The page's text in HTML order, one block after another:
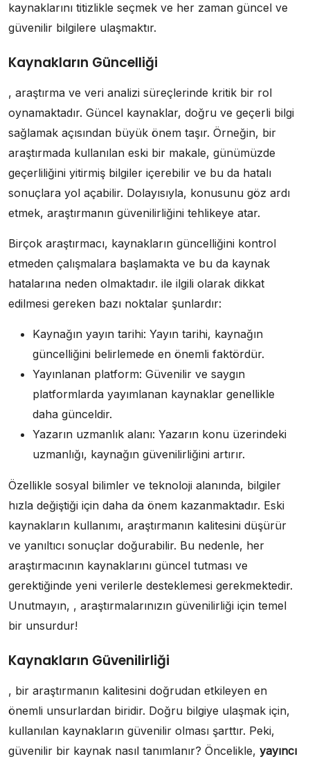
kaynaklarını titizlikle seçmek ve her zaman güncel ve
güvenilir bilgilere ulaşmaktır.
Kaynakların Güncelliği
, araştırma ve veri analizi süreçlerinde kritik bir rol
oynamaktadır. Güncel kaynaklar, doğru ve geçerli bilgi
sağlamak açısından büyük önem taşır. Örneğin, bir
araştırmada kullanılan eski bir makale, günümüzde
geçerliliğini yitirmiş bilgiler içerebilir ve bu da hatalı
sonuçlara yol açabilir. Dolayısıyla, konusunu göz ardı
etmek, araştırmanın güvenilirliğini tehlikeye atar.
Birçok araştırmacı, kaynakların güncelliğini kontrol
etmeden çalışmalara başlamakta ve bu da kaynak
hatalarına neden olmaktadır. ile ilgili olarak dikkat
edilmesi gereken bazı noktalar şunlardır:
Kaynağın yayın tarihi: Yayın tarihi, kaynağın
güncelliğini belirlemede en önemli faktördür.
Yayınlanan platform: Güvenilir ve saygın
platformlarda yayımlanan kaynaklar genellikle
daha günceldir.
Yazarın uzmanlık alanı: Yazarın konu üzerindeki
uzmanlığı, kaynağın güvenilirliğini artırır.
Özellikle sosyal bilimler ve teknoloji alanında, bilgiler
hızla değiştiği için daha da önem kazanmaktadır. Eski
kaynakların kullanımı, araştırmanın kalitesini düşürür
ve yanıltıcı sonuçlar doğurabilir. Bu nedenle, her
araştırmacının kaynaklarını güncel tutması ve
gerektiğinde yeni verilerle desteklemesi gerekmektedir.
Unutmayın, , araştırmalarınızın güvenilirliği için temel
bir unsurdur!
Kaynakların Güvenilirliği
, bir araştırmanın kalitesini doğrudan etkileyen en
önemli unsurlardan biridir. Doğru bilgiye ulaşmak için,
kullanılan kaynakların güvenilir olması şarttır. Peki,
güvenilir bir kaynak nasıl tanımlanır? Öncelikle, yayıncı